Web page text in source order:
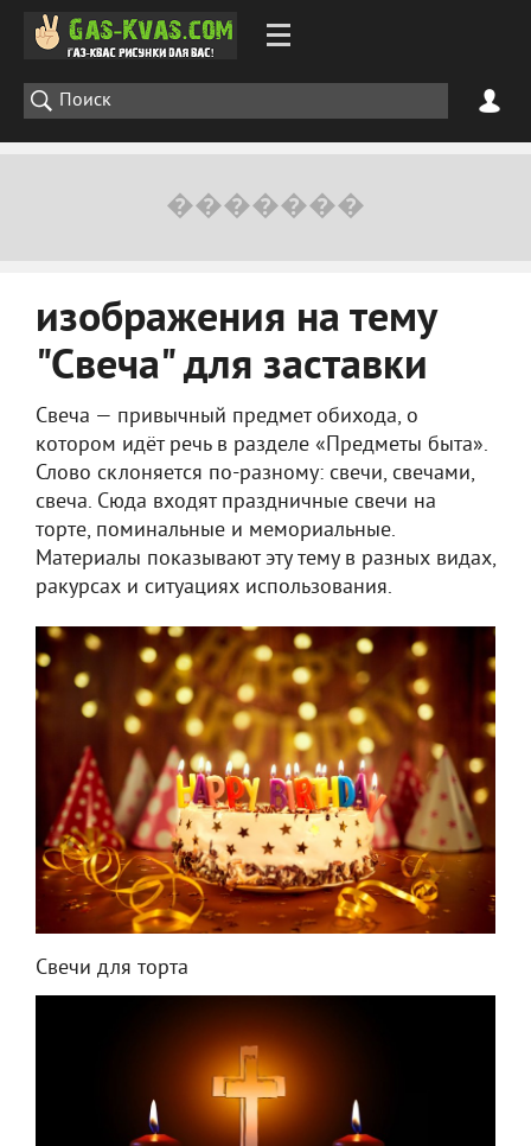
изображения на тему
"Свеча" для заставки
Свеча — привычный предмет обихода, о
котором идёт речь в разделе «Предметы быта».
Слово склоняется по-разному: свечи, свечами,
свеча. Сюда входят праздничные свечи на
торте, поминальные и мемориальные.
Материалы показывают эту тему в разных видах,
ракурсах и ситуациях использования.
Свечи для торта